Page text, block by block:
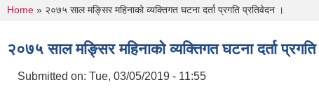
You are here
Home » २०७५ साल मङ्सिर महिनाको व्यक्तिगत घटना दर्ता प्रगति प्रतिवेदन ।
२०७५ साल मङ्सिर महिनाको व्यक्तिगत घटना दर्ता
Submitted on: Tue, 03/05/2019 - 11:55